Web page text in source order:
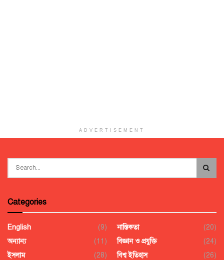
ADVERTISEMENT
Categories
English
(9)
অন্যান্য
(11)
ইসলাম
(28)
নাস্তিকতা
(20)
বিজ্ঞান ও প্রযুক্তি
(24)
বিশ্ব ইতিহাস
(26)